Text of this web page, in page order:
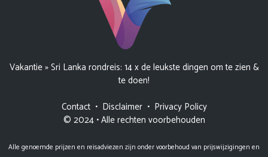
Vakantie»Sri Lanka rondreis: 14 x de leukste dingen om te zien &
te doen!
Contact• Disclaimer• Privacy Policy
© 2024 • Alle rechten voorbehouden
Alle genoemde prijzen en reisadviezen zijn onder voorbehoud van prijswijzigingen en